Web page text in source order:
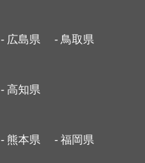
- 広島県 - 鳥取県
- 高知県
- 熊本県
- 福岡県